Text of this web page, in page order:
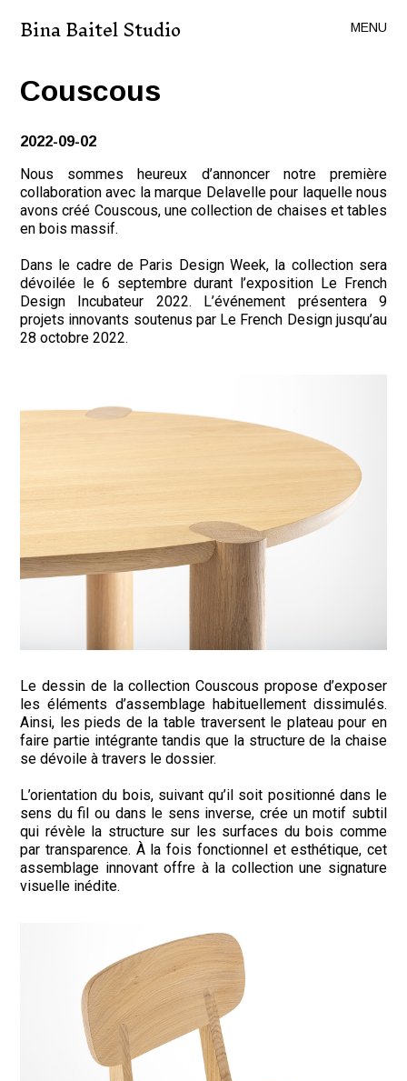
Bina Baitel Studio MENU
Couscous
2022-09-02
Nous sommes heureux d’annoncer notre première
collaboration avec la marque Delavelle pour laquelle nous
avons créé Couscous, une collection de chaises et tables
en bois massif.
Dans le cadre de Paris Design Week, la collection sera
dévoilée le 6 septembre durant l’exposition Le French
Design Incubateur 2022. L’événement présentera 9
projets innovants soutenus par Le French Design jusqu’au
28 octobre 2022.
Le dessin de la collection Couscous propose d’exposer
les éléments d’assemblage habituellement dissimulés.
Ainsi, les pieds de la table traversent le plateau pour en
faire partie intégrante tandis que la structure de la chaise
se dévoile à travers le dossier.
L’orientation du bois, suivant qu’il soit positionné dans le
sens du fil ou dans le sens inverse, crée un motif subtil
qui révèle la structure sur les surfaces du bois comme
par transparence. À la fois fonctionnel et esthétique, cet
assemblage innovant offre à la collection une signature
visuelle inédite.